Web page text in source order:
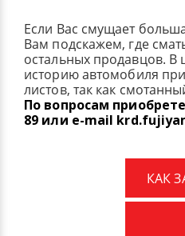
Если Вас смущает
Вам подскажем, где
остальных продавцов. В
историю автомобиля
листов, так как
По вопросам
89 или e-mail
КАК